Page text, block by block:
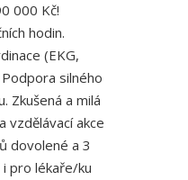
000 Kč!
hodin.
(EKG,
silného
Zkušená a milá
vzdělávací akce
dovolené a 3
i pro lékaře/ku